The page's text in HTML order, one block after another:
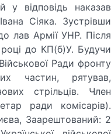
у відповідь наказав
Сіяка. Зустрівши
лав Армії УНР. Після
до КП(б)У. Будучи
Ради фронту
частин, рятував,
стрільців. Член
ради комісарів).
Заарештований: 2